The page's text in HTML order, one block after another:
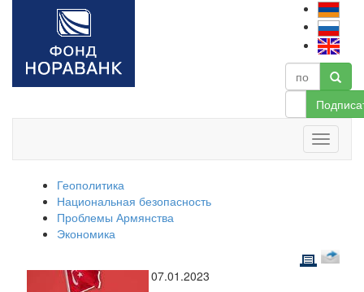
Геополитика
Национальная безопасность
Проблемы Армянства
Экономика
07.01.2023